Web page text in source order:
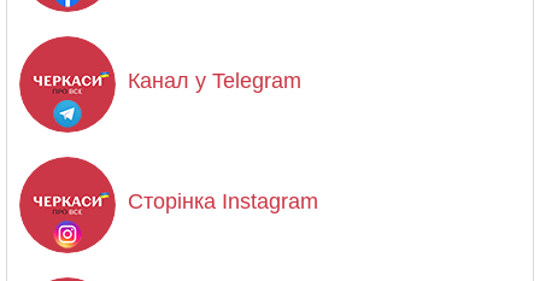
Канал у Telegram
Сторінка Instagram